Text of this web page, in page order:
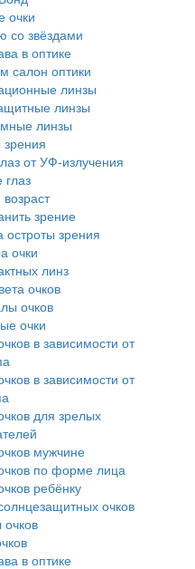
очки
со звёздами
в оптике
салон оптики
линзы
линзы
линзы
от УФ-излучения
глаз
зрение
остроты зрения
очки
линз
очков
очков
очки
в зависимости от
в зависимости от
для зрелых
мужчине
по форме лица
ребёнку
очков
в оптике